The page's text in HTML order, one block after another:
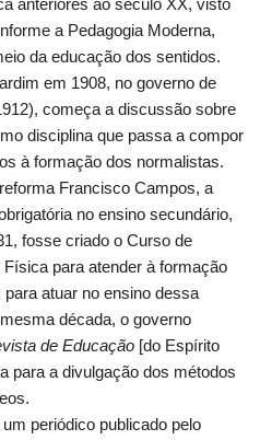
anteriores ao século XX, visto
a Pedagogia Moderna,
da educação dos sentidos.
em 1908, no governo de
começa a discussão sobre
disciplina que passa a compor
à formação dos normalistas.
Francisco Campos, a
no ensino secundário,
fosse criado o Curso de
para atender à formação
atuar no ensino dessa
década, o governo
de Educação [do Espírito
para a divulgação dos métodos
um periódico publicado pelo